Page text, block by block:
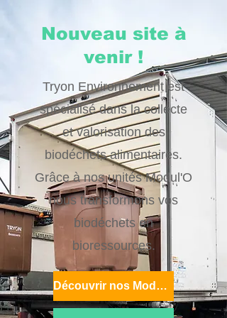
Nouveau site à
venir !
Tryon Environnement est
spécialisé dans la collecte
et valorisation des
biodéchets alimentaires.
Grâce à nos unités Modul'O
nous transformons vos
biodéchets en
bioressources.
Découvrir nos Modul'O